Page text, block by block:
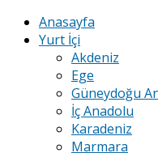
Anasayfa
Yurt İçi
Akdeniz
Ege
Güneydoğu
İç Anadolu
Karadeniz
Marmara